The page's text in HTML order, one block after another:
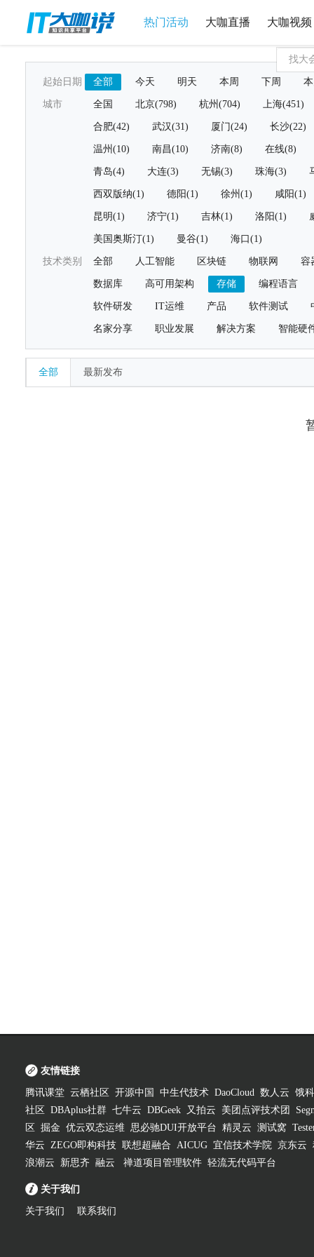
热门活动 大咖直播 大咖视频
起始日期 全部 今天 明天 本周 下周
城市 全国 北京(798) 杭州(704) 上海(451)
合肥(42) 武汉(31) 厦门(24) 长沙(22)
温州(10) 南昌(10) 济南(8) 在线(8)
青岛(4) 大连(3) 无锡(3) 珠海(3)
西双版纳(1) 德阳(1) 徐州(1) 咸阳(1)
昆明(1) 济宁(1) 吉林(1) 洛阳(1)
美国奥斯汀(1) 曼谷(1) 海口(1)
技术类别 全部 人工智能 区块链 物联网 容
数据库 高可用架构 存储 编程语言
软件研发 IT运维 产品 软件测试
名家分享 职业发展 解决方案 智能硬
全部 最新发布
友情链接
腾讯课堂 云栖社区 开源中国 中生代技术 DaoCloud 数人云 饿
社区
DBAplus社群 七牛云 DBGeek 又拍云 美团点评技术团
区
掘金 优云双态运维 思必驰DUI开放平台 精灵云 测试窝
华云 ZEGO即构科技 联想超融合 AICUG 宜信技术学院 京东云
浪潮云
新思齐 融云 禅道项目管理软件 轻流无代码平台
关于我们
关于我们 联系我们